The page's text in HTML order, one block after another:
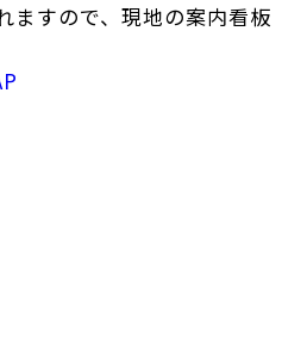
ますので、現地の案内看板